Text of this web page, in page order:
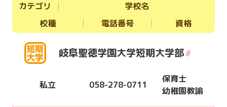
カテゴリ
学校名
校種
電話番号 資格
岐阜聖徳学園大学短期大学部
私立 058-278-0711
保育士
幼稚園教諭